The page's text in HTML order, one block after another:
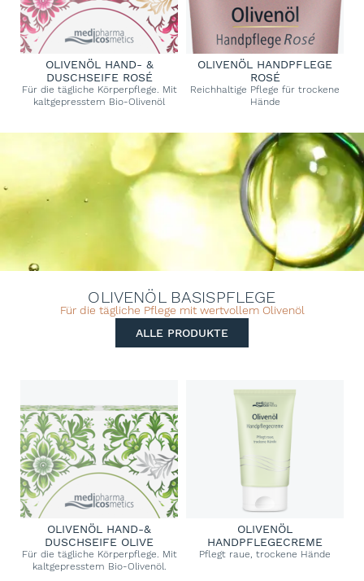
OLIVENÖL HAND- &
DUSCHSEIFE ROSÉ
Für die tägliche Körperpflege. Mit
kaltgepresstem Bio-Olivenöl
OLIVENÖL HANDPFLEGE
ROSÉ
Reichhaltige Pflege für trockene
Hände
OLIVENÖL BASISPFLEGE
Für die tägliche Pflege mit wertvollem Olivenöl
ALLE PRODUKTE
OLIVENÖL HAND-&
DUSCHSEIFE OLIVE
Für die tägliche Körperpflege. Mit
kaltgepresstem Bio-Olivenöl.
OLIVENÖL
HANDPFLEGECREME
Pflegt raue, trockene Hände